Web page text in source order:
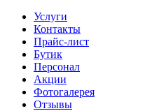
Услуги
Контакты
Прайс-лист
Бутик
Персонал
Акции
Фотогалерея
Отзывы